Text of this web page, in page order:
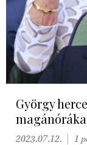
György
2023.07.12. 1